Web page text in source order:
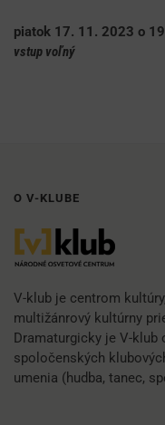
piatok 17. 11. 2023 o
vstup voľný
O V-KLUBE
V-klub je centrom
multižánrový kultúrny
Dramaturgicky je V-klub
spoločenských
umenia (hudba, tanec,